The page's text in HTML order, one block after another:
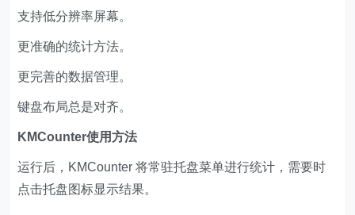
支持低分辨率屏幕。
更准确的统计方法。
更完善的数据管理。
键盘布局总是对齐。
KMCounter使用方法
运行后，KMCounter 将常驻托盘菜单进行统计，需要时
点击托盘图标显示结果。